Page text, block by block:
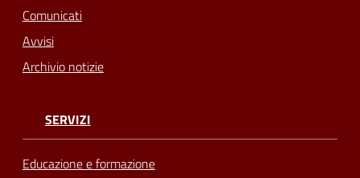
Comunicati
Avvisi
Archivio notizie
SERVIZI
Educazione e formazione